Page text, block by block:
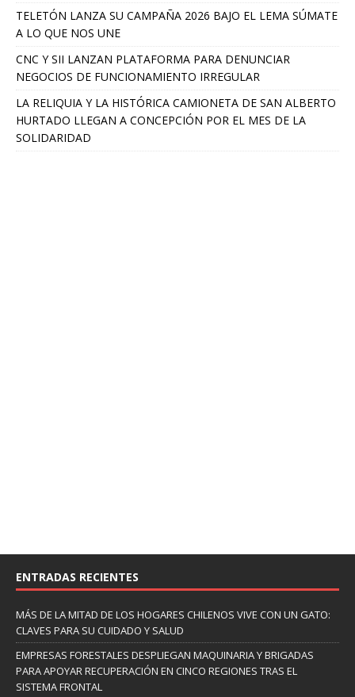
TELETÓN LANZA SU CAMPAÑA 2026 BAJO EL LEMA SÚMATE
A LO QUE NOS UNE
CNC Y SII LANZAN PLATAFORMA PARA DENUNCIAR
NEGOCIOS DE FUNCIONAMIENTO IRREGULAR
LA RELIQUIA Y LA HISTÓRICA CAMIONETA DE SAN ALBERTO
HURTADO LLEGAN A CONCEPCIÓN POR EL MES DE LA
SOLIDARIDAD
ENTRADAS RECIENTES
MÁS DE LA MITAD DE LOS HOGARES CHILENOS VIVE CON UN GATO:
CLAVES PARA SU CUIDADO Y SALUD
EMPRESAS FORESTALES DESPLIEGAN MAQUINARIA Y BRIGADAS
PARA APOYAR RECUPERACIÓN EN CINCO REGIONES TRAS EL
SISTEMA FRONTAL